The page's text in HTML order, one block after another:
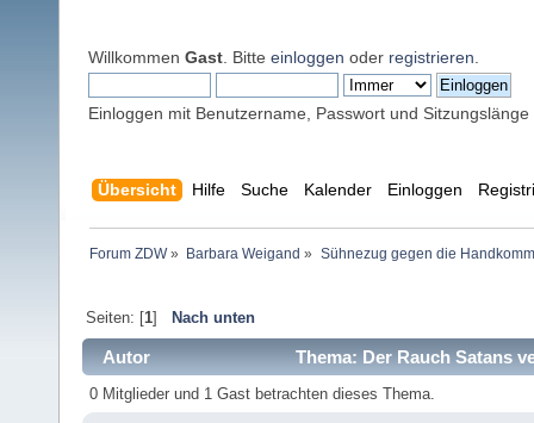
Willkommen Gast . Bitte einloggen oder registrieren
Einloggen mit Benutzername, Passwort und Sitzungslänge
Übersicht Hilfe Suche Kalender Einloggen
Forum ZDW» Barbara Weigand » Sühnezug gegen die
Seiten: [1] Nach unten
Autor Thema: Der Rauch Satans
0 Mitglieder und 1 Gast betrachten dieses Thema.